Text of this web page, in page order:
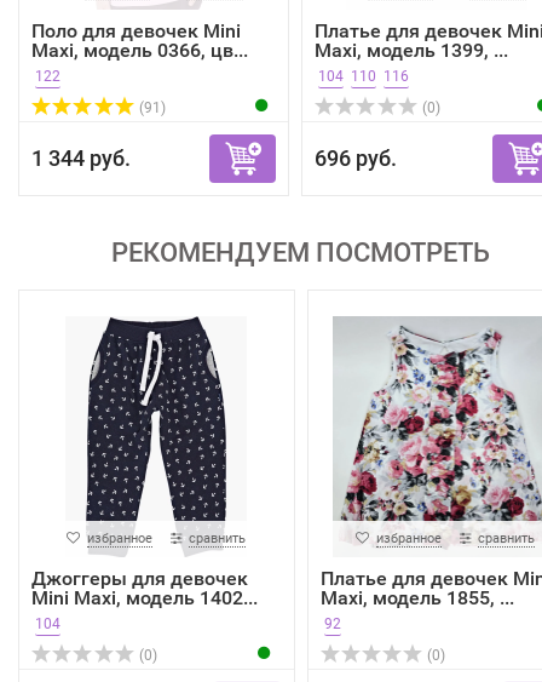
Поло для девочек Mini
Maxi, модель 0366, цв...
122
(91)
1 344 руб.
Платье для девочек
Maxi, модель 1399, ...
104 110 116
(0)
696 руб.
РЕКОМЕНДУЕМ ПОСМОТРЕТЬ
избранное сравнить
Джоггеры для девочек
Mini Maxi, модель 1402...
104
(0)
избранное сравнить
Платье для девочек
Maxi, модель 1855, ...
92
(0)